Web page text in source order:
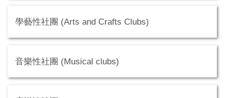
學藝性社團 (Arts and Crafts Clubs)
音樂性社團 (Musical clubs)